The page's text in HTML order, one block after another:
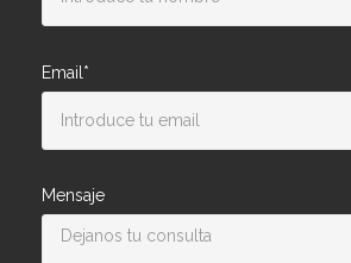
Email*
Mensaje